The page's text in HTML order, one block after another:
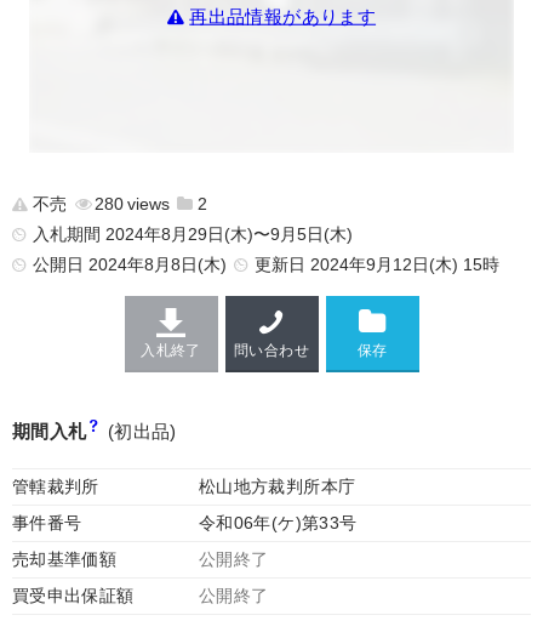
再出品情報があります
不売 280
2
入札期間 2024年8月29日(木)〜9月5日(木)
公開日 2024年8月8日(木) 更新日 2024年9月12日(木) 15時
入札終了 問い合わせ
期間入札 (初出品)
管轄裁判所
松山地方裁判所本庁
事件番号
令和06年(ケ)第33号
売却基準価額
公開終了
買受申出保証額
公開終了